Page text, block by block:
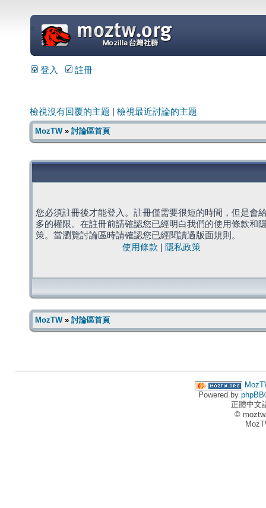
=
登入 註冊
檢視沒有回覆的主題 檢視最近討論的主題
MozTW» 討論區首頁
您必須註冊後才能登入。註冊僅需要很短的時間，但是會
多的權限。在註冊前請確認您已經明白我們的使用條款和
策。當瀏覽討論區時請確認您已經閱讀過版面規則。
使用條款
隱私政策
MozTW» 討論區首頁
Powered by phpBB
正體中文
©